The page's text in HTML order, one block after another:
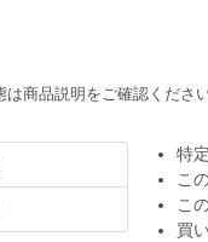
商品説明をご確認ください
特
こ
こ
買